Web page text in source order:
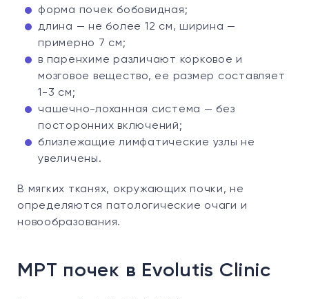
форма почек бобовидная;
длина — не более 12 см, ширина —
примерно 7 см;
в паренхиме различают корковое и
мозговое вещество, ее размер составляет
1-3 см;
чашечно-лоханная система — без
посторонних включений;
близлежащие лимфатические узлы не
увеличены.
В мягких тканях, окружающих почки, не
определяются патологические очаги и
новообразования.
МРТ почек в Evolutis Clinic